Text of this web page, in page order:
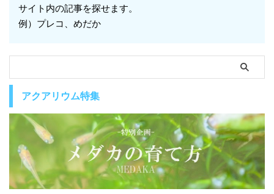
サイト内の記事を探せます。
例）プレコ、めだか
アクアリウム特集